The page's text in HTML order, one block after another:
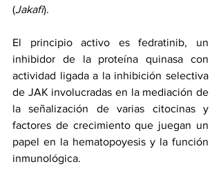
(Jakafi).
El principio activo es fedratinib, un
inhibidor de la proteína quinasa con
actividad ligada a la inhibición selectiva
de JAK involucradas en la mediación de
la señalización de varias citocinas y
factores de crecimiento que juegan un
papel en la hematopoyesis y la función
inmunológica.